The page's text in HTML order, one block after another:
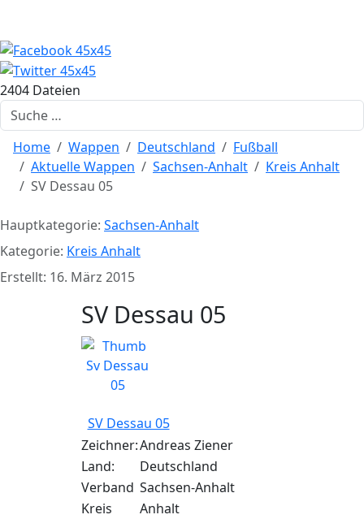
2404 Dateien
Suchen
Home Wappen Deutschland
Fußball
Aktuelle Wappen
Sachsen-Anhalt
Kreis Anhalt
SV Dessau 05
Hauptkategorie: Sachsen-Anhalt
Kategorie: Kreis Anhalt
Erstellt: 16. März 2015
SV Dessau 05
SV Dessau 05
Zeichner:Andreas Ziener
Land:
Deutschland
Verband Sachsen-Anhalt
Kreis
Anhalt